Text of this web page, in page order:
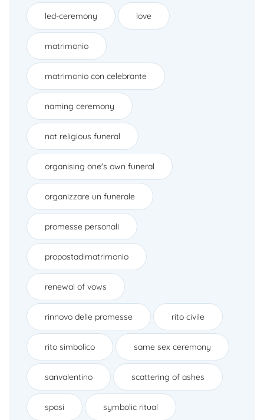
led-ceremony love
matrimonio
matrimonio con celebrante
naming ceremony
not religious funeral
organising one's own funeral
organizzare un funerale
promesse personali
propostadimatrimonio
renewal of vows
rinnovo delle promesse rito civile
rito simbolico same sex ceremony
sanvalentino scattering of ashes
sposi symbolic ritual